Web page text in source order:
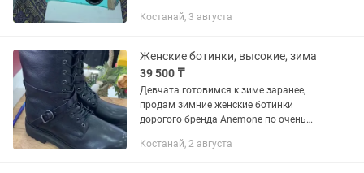
Костанай, 3 августа
Женские ботинки, высокие, зима
39 500 ₸
Девчата готовимся к зиме заранее,
продам зимние женские ботинки
дорогого бренда Anemone по очень
тенге за наличный расчет, ботинки
Костанай, 2 августа